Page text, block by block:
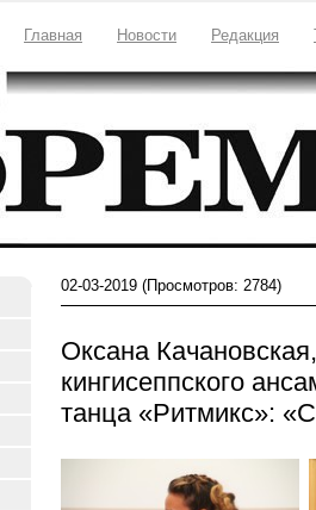
Главная Новости Редакция
02-03-2019 (Просмотров: 2784)
Оксана
кингисеппского
танца «Ритмикс»: